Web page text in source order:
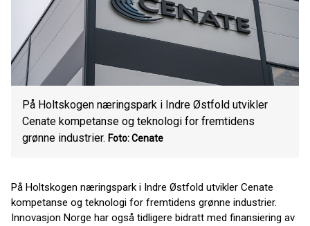
På Holtskogen næringspark i Indre Østfold utvikler
Cenate kompetanse og teknologi for fremtidens
grønne industrier. Foto: Cenate
På Holtskogen næringspark i Indre Østfold utvikler Cenate
kompetanse og teknologi for fremtidens grønne industrier.
Innovasjon Norge har også tidligere bidratt med finansiering av